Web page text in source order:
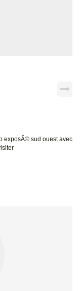
exposÃ© sud ouest avec